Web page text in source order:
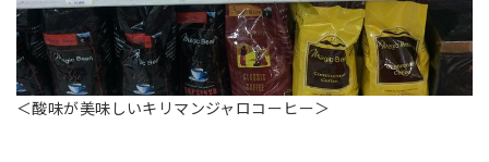
＜酸味が美味しいキリマンジャロコーヒー＞